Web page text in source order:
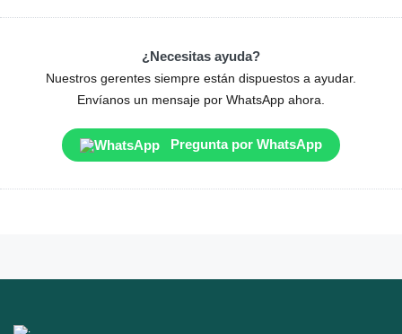
¿Necesitas ayuda?
Nuestros gerentes siempre están dispuestos a ayudar.
Envíanos un mensaje por WhatsApp ahora.
Pregunta por WhatsApp